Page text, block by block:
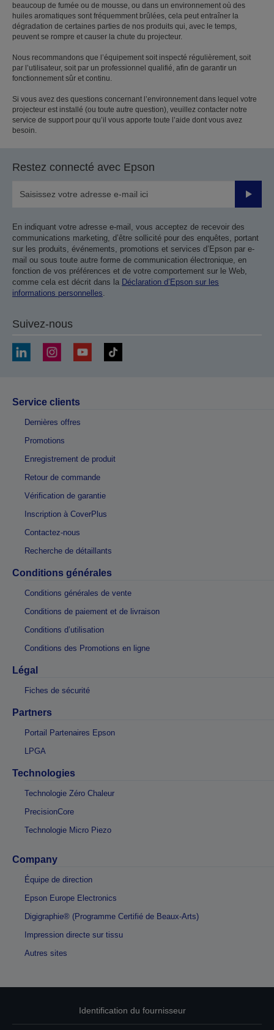
beaucoup de fumée ou de mousse, ou dans un environnement où des
huiles aromatiques sont fréquemment brûlées, cela peut entraîner la
dégradation de certaines parties de nos produits qui, avec le temps,
peuvent se rompre et causer la chute du projecteur.
Nous recommandons que l’équipement soit inspecté régulièrement, soit
par l’utilisateur, soit par un professionnel qualifié, afin de garantir un
fonctionnement sûr et continu.
Si vous avez des questions concernant l’environnement dans lequel votre
projecteur est installé (ou toute autre question), veuillez contacter notre
service de support pour qu’il vous apporte toute l’aide dont vous avez
besoin.
Restez connecté avec Epson
Valider
En indiquant votre adresse e-mail, vous acceptez de recevoir des
communications marketing, d’être sollicité pour des enquêtes, portant
sur les produits, événements, promotions et services d’Epson par e-
mail ou sous toute autre forme de communication électronique, en
fonction de vos préférences et de votre comportement sur le Web,
comme cela est décrit dans la Déclaration d’Epson sur les
informations personnelles
Suivez-nous
Service clients
Dernières offres
Promotions
Enregistrement de produit
Retour de commande
Vérification de garantie
Inscription à CoverPlus
Contactez-nous
Recherche de détaillants
Conditions générales
Conditions générales de vente
Conditions de paiement et de livraison
Conditions d’utilisation
Conditions des Promotions en ligne
Légal
Fiches de sécurité
Partners
Portail Partenaires Epson
LPGA
Technologies
Technologie Zéro Chaleur
PrecisionCore
Technologie Micro Piezo
Company
Équipe de direction
Epson Europe Electronics
Digigraphie® (Programme Certifié de Beaux-Arts)
Impression directe sur tissu
Autres sites
Identification du fournisseur